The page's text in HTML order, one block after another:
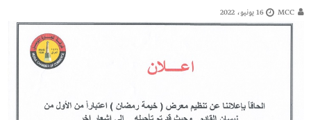
MCC 16 يونيو، 2022